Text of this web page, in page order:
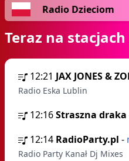
Radio Dzieciom
Teraz na
12:21 JAX JONES &
Radio Eska Lublin
12:16Straszna draka
12:14 RadioParty.pl -
Radio Party Kanał Dj Mixes